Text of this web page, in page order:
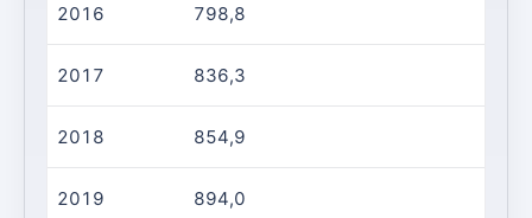
2016 798,8
2017 836,3
2018 854,9
2019 894,0